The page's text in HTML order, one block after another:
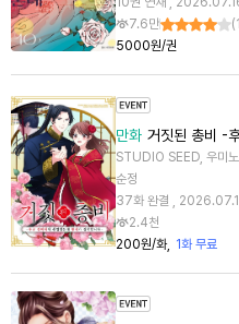
7.6만
(
5000원/권
만화 거짓된 총비 -후궁
STUDIO SEED, 우미노
순정
37화 완결 ,
2.4천
200원/화
1화 무료